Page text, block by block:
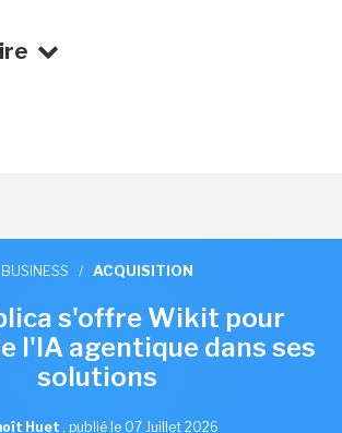
BUSINESS / ACQUISITION
s'offre Wikit pour
l'IA agentique dans ses
solutions
Huet , publié le 07 Juillet 2026